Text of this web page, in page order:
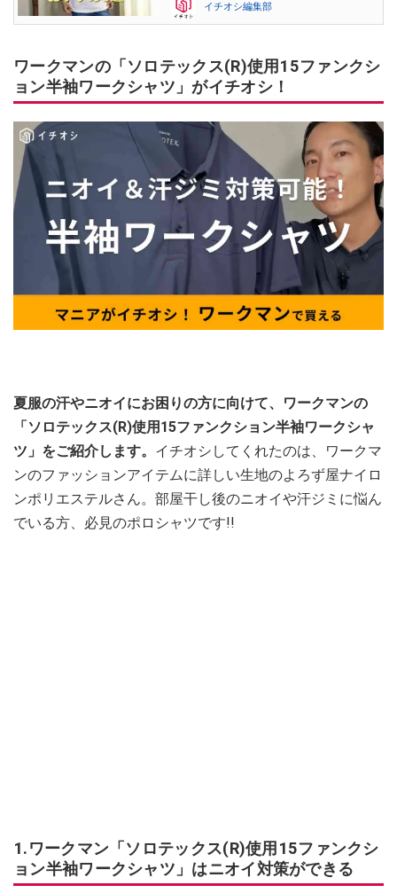
イチオシ編集部
ワークマンの「ソロテックス(R)使用15ファンクシ
ョン半袖ワークシャツ」がイチオシ！
夏服の汗やニオイにお困りの方に向けて、ワークマンの
「ソロテックス(R)使用15ファンクション半袖ワークシャ
ツ」をご紹介します。 イチオシしてくれたのは、ワークマ
ンのファッションアイテムに詳しい生地のよろず屋ナイロ
ンポリエステルさん。部屋干し後のニオイや汗ジミに悩ん
でいる方、必見のポロシャツです!!
1.ワークマン「ソロテックス(R)使用15ファンクシ
ョン半袖ワークシャツ」はニオイ対策ができる